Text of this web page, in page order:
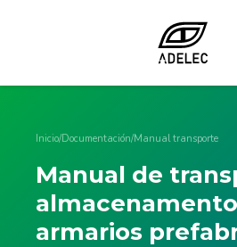
Inicio/Documentación/Manual transporte
Manual de
armarios